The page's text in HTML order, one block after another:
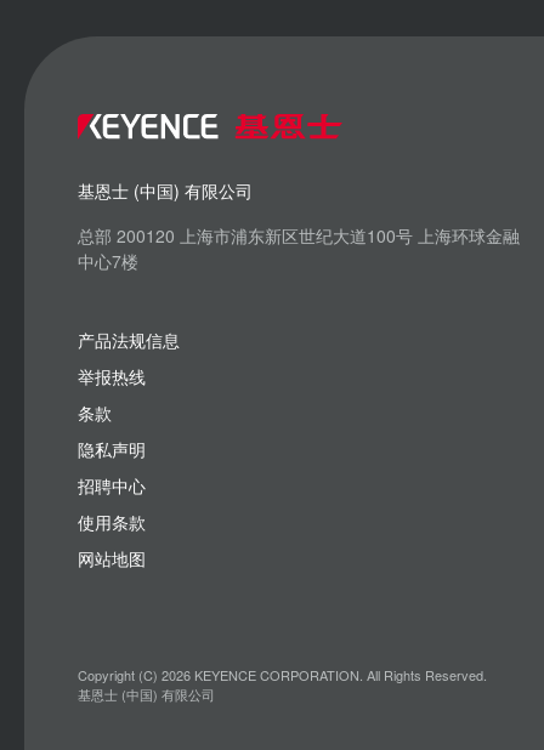
基恩士 (中国) 有限公司
总部 200120 上海市浦东新区世纪大道100号 上海环球金融
中心7楼
产品法规信息
举报热线
条款
隐私声明
招聘中心
使用条款
网站地图
Copyright (C) 2026 KEYENCE CORPORATION. All Rights Reserved.
基恩士 (中国) 有限公司